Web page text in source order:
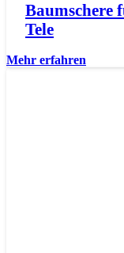
Baumschere
Tele
Mehr erfahren